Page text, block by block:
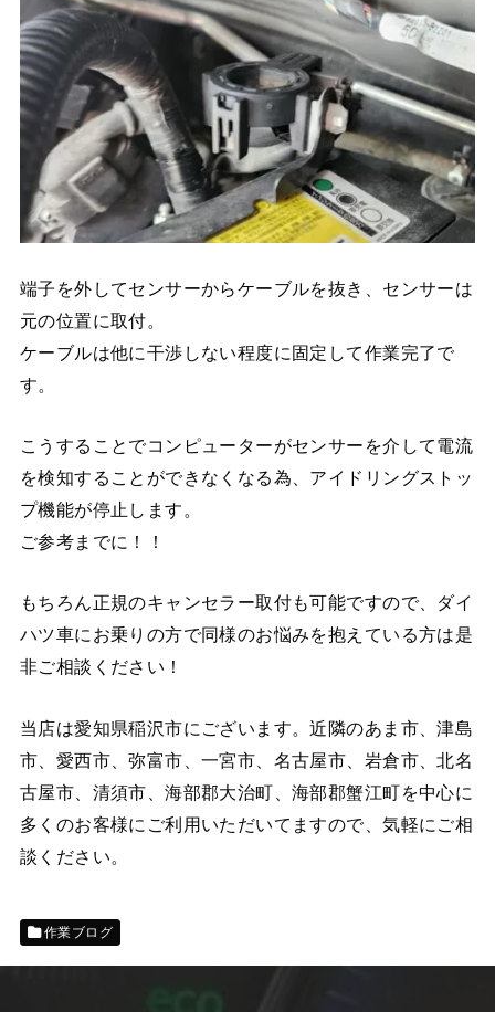
端子を外してセンサーからケーブルを抜き、センサーは
元の位置に取付。
ケーブルは他に干渉しない程度に固定して作業完了で
す。
こうすることでコンピューターがセンサーを介して電流
を検知することができなくなる為、アイドリングストッ
プ機能が停止します。
ご参考までに！！
もちろん正規のキャンセラー取付も可能ですので、ダイ
ハツ車にお乗りの方で同様のお悩みを抱えている方は是
非ご相談ください！
当店は愛知県稲沢市にございます。近隣のあま市、津島
市、愛西市、弥富市、一宮市、名古屋市、岩倉市、北名
古屋市、清須市、海部郡大治町、海部郡蟹江町を中心に
多くのお客様にご利用いただいてますので、気軽にご相
談ください。
作業ブログ